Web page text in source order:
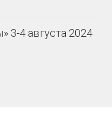
3-4 августа 2024